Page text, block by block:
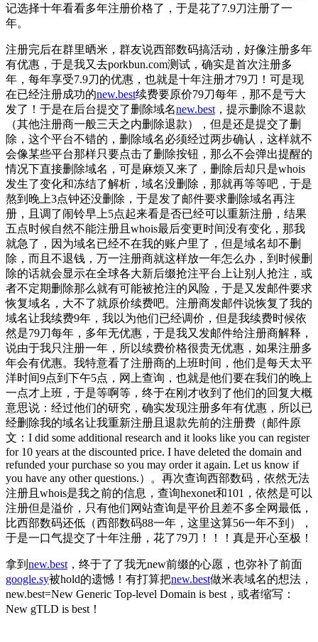
记选择十年看看多年注册价格了，于是花了7.9刀注册了一
年。
注册完后在群里晒米，群友说西部数码搞活动，好像注册多年
有优惠，于是我又去porkbun.com测试，确实是首次注册多
年，每年享受7.9刀的优惠，也就是十年注册才79刀！可是现
在已经注册成功的new.best续费要原价79刀每年，那不是亏大
发了！于是在后台提交了删除域名new.best ，提示删除不退款
（其他注册商一般三天之内删除退款），但是还是提交了删
除，这个平台不错的，删除域名必须经过两步确认，这样就不
会像某些平台那样只要点击了删除按钮，那么不会弹出提醒的
情况下直接删除域名，可是麻烦又来了，删除后却只是whois
发生了变化和冻结了解析，域名没删除，那就再等等吧，于是
熬到晚上3点钟还没删除，于是发了邮件要求删除域名再注
册，且调了闹铃早上5点起来看是否已经可以重新注册，结果
五点时候自然不能注册且whois最后变更时间没有变化，那我
就急了，因为域名已经不在我的账户里了，但是域名却不删
除，而且不退钱，万一注册商就这样放一年怎么办，到时候删
除的话就会显示在全球各大新后缀抢注平台上让别人抢注，或
者不定期删除那么就有可能被抢注的风险，于是又发邮件要求
恢复域名，大不了就原价续费吧。注册商发邮件说恢复了我的
域名让我续费9年，我以为他们已经调价，但是我续费时候依
然是79刀每年，多年无优惠，于是我又发邮件给注册商解释，
说由于我只注册一年，所以续费价格很贵无优惠，如果注册多
年会有优惠。我特意看了注册商的上班时间，他们是每天太平
洋时间9点到下午5点，网上查询，也就是他们要在我们的晚上
一点才上班，于是等啊等，终于在刚才收到了他们的回复大概
意思说：经过他们的研究，确实发现注册多年有优惠，所以已
经删除我的域名让我重新注册且退款先前的注册费（邮件原
文：I did some additional research and it looks like you can register
for 10 years at the discounted price. I have deleted the domain and
refunded your purchase so you may order it again. Let us know if
you have any other questions.）。再次查询西部数码，依然无法
注册且whois是我之前的信息，查询hexonet和101，依然是可以
注册但是溢价，只有他们网站查询是平价且差不多全网最低，
比西部数码还低（西部数码88一年，这里这算56一年不到），
于是一口气提交了十年注册，花了79刀！！！真是开心至极！
拿到 new.best ，终于了了我无new前缀的心愿，也弥补了前面
google.sy被hold的遗憾！有打算把new.best做米表域名的想法，
new.best=New Generic Top-level Domain is best，或者缩写：
New gTLD is best！